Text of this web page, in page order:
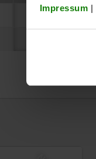
Impressum |
non verrouillable